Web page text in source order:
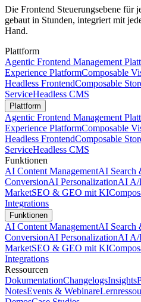
Die Frontend Steuerungsebene für
gebaut in Stunden, integriert mit
Hand.
Plattform
Agentic Frontend Management
Experience PlatformComposable
Headless FrontendComposable
ServiceHeadless CMS
Plattform
Agentic Frontend Management
Experience PlatformComposable
Headless FrontendComposable
ServiceHeadless CMS
Funktionen
AI Content ManagementAI Search
ConversionAI PersonalizationAI A/
MarketSEO & GEO mit KI
Integrations
Funktionen
AI Content ManagementAI Search
ConversionAI PersonalizationAI A/
MarketSEO & GEO mit KI
Integrations
Ressourcen
DokumentationChangelogsInsights
NotesEvents & Webinare